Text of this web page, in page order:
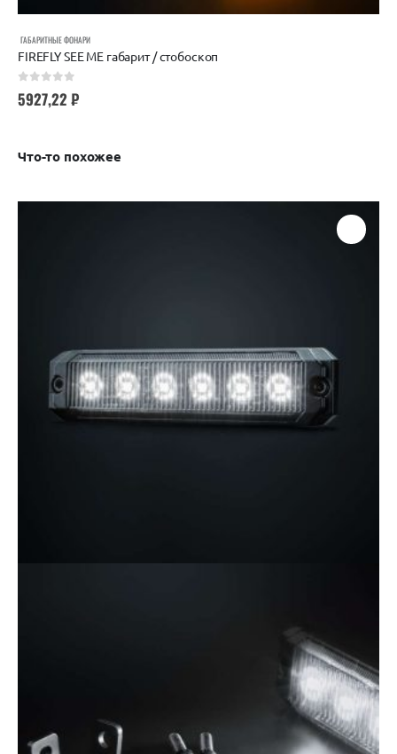
ГАБАРИТНЫЕ ФОНАРИ
FIREFLY SEE ME габарит / стобоскоп
5927,22 ₽
Что-то похожее